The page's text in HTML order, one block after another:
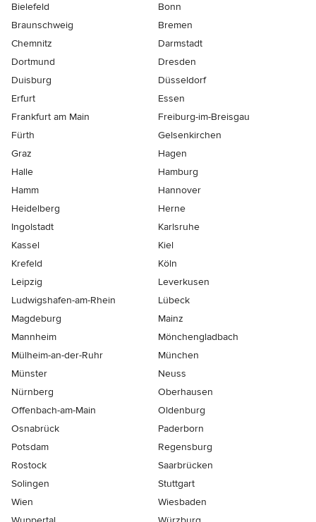
Bielefeld
Bonn
Braunschweig
Bremen
Chemnitz
Darmstadt
Dortmund
Dresden
Duisburg
Düsseldorf
Erfurt
Essen
Frankfurt am Main
Freiburg-im-Breisgau
Fürth
Gelsenkirchen
Graz
Hagen
Halle
Hamburg
Hamm
Hannover
Heidelberg
Herne
Ingolstadt
Karlsruhe
Kassel
Kiel
Krefeld
Köln
Leipzig
Leverkusen
Ludwigshafen-am-Rhein
Lübeck
Magdeburg
Mainz
Mannheim
Mönchen­gladbach
Mülheim-an-der-Ruhr
München
Münster
Neuss
Nürnberg
Oberhausen
Offenbach-am-Main
Oldenburg
Osnabrück
Paderborn
Potsdam
Regensburg
Rostock
Saarbrücken
Solingen
Stuttgart
Wien
Wiesbaden